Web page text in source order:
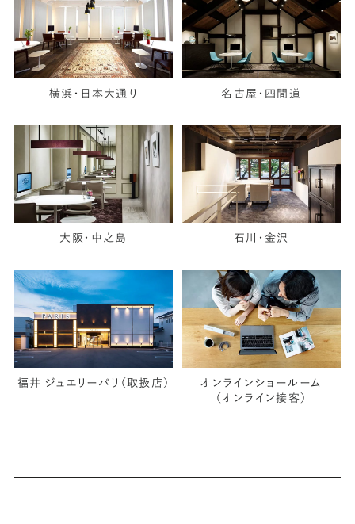
横浜・日本大通り 名古屋・四間道
大阪・中之島 石川・金沢
福井 ジュエリーパリ（取扱店）
オンラインショールーム
（オンライン接客）